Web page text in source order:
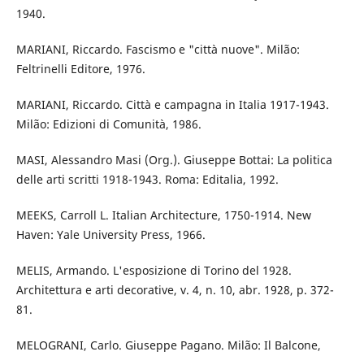
1940.
MARIANI, Riccardo. Fascismo e "città nuove". Milão:
Feltrinelli Editore, 1976.
MARIANI, Riccardo. Città e campagna in Italia 1917-1943.
Milão: Edizioni di Comunità, 1986.
MASI, Alessandro Masi (Org.). Giuseppe Bottai: La politica
delle arti scritti 1918-1943. Roma: Editalia, 1992.
MEEKS, Carroll L. Italian Architecture, 1750-1914. New
Haven: Yale University Press, 1966.
MELIS, Armando. L'esposizione di Torino del 1928.
Architettura e arti decorative, v. 4, n. 10, abr. 1928, p. 372-
81.
MELOGRANI, Carlo. Giuseppe Pagano. Milão: Il Balcone,